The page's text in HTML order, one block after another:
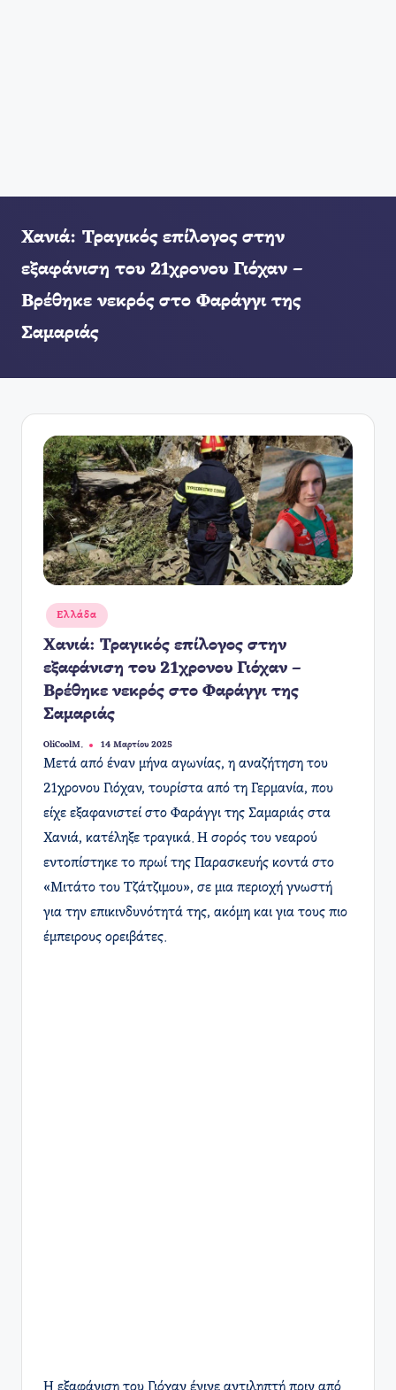
Χανιά: Τραγικός επίλογος στην
εξαφάνιση του 21χρονου Γιόχαν –
Βρέθηκε νεκρός στο Φαράγγι της
Σαμαριάς
Αναρτήθηκε
σε
Ελλάδα
Χανιά: Τραγικός επίλογος στην
εξαφάνιση του 21χρονου Γιόχαν –
Βρέθηκε νεκρός στο Φαράγγι της
Σαμαριάς
Συγγραφέας:
OliCoolM. 14 Μαρτίου 2025
​Μετά από έναν μήνα αγωνίας, η αναζήτηση του
21χρονου Γιόχαν, τουρίστα από τη Γερμανία, που
είχε εξαφανιστεί στο Φαράγγι της Σαμαριάς στα
Χανιά, κατέληξε τραγικά. Η σορός του νεαρού
εντοπίστηκε το πρωί της Παρασκευής κοντά στο
«Μιτάτο του Τζάτζιμου», σε μια περιοχή γνωστή
για την επικινδυνότητά της, ακόμη και για τους πιο
έμπειρους ορειβάτες. ​